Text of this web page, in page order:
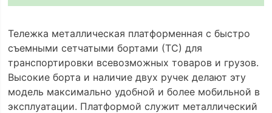
Тележка металлическая платформенная с быстро
съемными сетчатыми бортами (ТС) для
транспортировки всевозможных товаров и грузов.
Высокие борта и наличие двух ручек делают эту
модель максимально удобной и более мобильной в
эксплуатации. Платформой служит металлический